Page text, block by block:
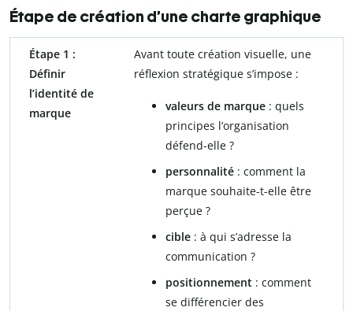
Étape de création d’une charte graphique
Étape 1 :
Définir
l’identité de
marque
Avant toute création visuelle, une
réflexion stratégique s’impose :
valeurs de marque : quels
principes l’organisation
défend-elle ?
personnalité : comment la
marque souhaite-t-elle être
perçue ?
cible : à qui s’adresse la
communication ?
positionnement : comment
se différencier des